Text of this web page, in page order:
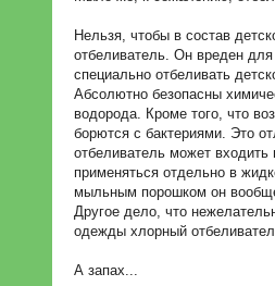
Нельзя, чтобы в состав
отбеливатель. Он вреден
специально отбеливать
Абсолютно безопасны
водорода. Кроме того, что
борются с бактериями. Это
отбеливатель может
применяться отдельно в
мыльным порошком он
Другое дело, что
одежды хлорный
А запах...